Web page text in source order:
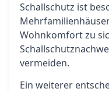
Schallschutz ist
Wohnkomfort zu
vermeiden.
Ein weiterer